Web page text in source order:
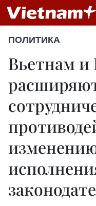
ПОЛИТИКА
Вьетнам и